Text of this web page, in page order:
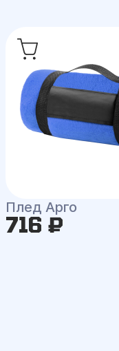
Плед Арго
716 ₽